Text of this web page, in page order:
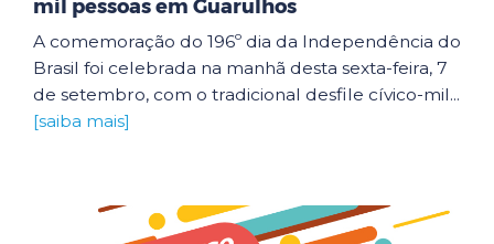
mil pessoas em Guarulhos
A comemoração do 196º dia da Independência do
Brasil foi celebrada na manhã desta sexta-feira, 7
de setembro, com o tradicional desfile cívico-mil...
[saiba mais]